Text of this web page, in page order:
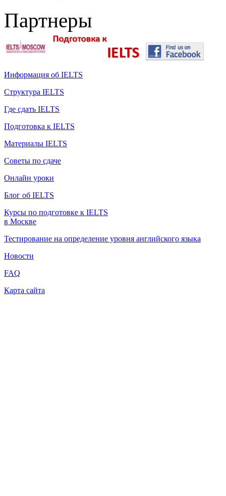
Партнеры
Информация об IELTS
Структура IELTS
Где сдать IELTS
Подготовка к IELTS
Материалы IELTS
Советы по сдаче
Онлайн уроки
Блог об IELTS
Курсы по подготовке к IELTS
в Москве
Тестирование на определение уровня английского языка
Новости
FAQ
Карта сайта